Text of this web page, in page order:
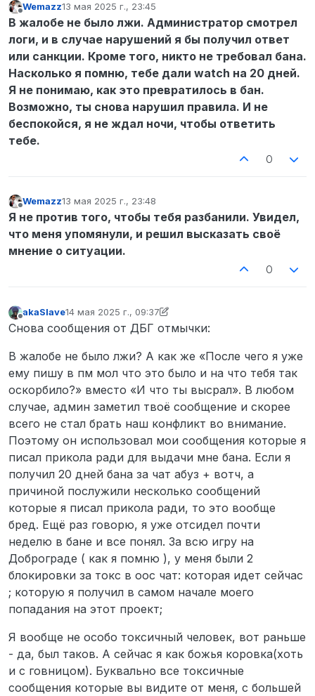
Даже если я и токсичил в оос, то не стоило
тебе врать в жалобе. В любом случае, все
сообщения которые я писал до списка ( да и
сам список тоже ) были приколом. А бан на 20
дней за 2 строчки токса в оос чат это как то не
справедливо. Да, может быть я и токсичен, но в
любом случае, 20 дней за 2 строчки это
перебор. Понимаю что был вотч, но
администратор привел в пример мои
сообщения, которые я писал шутки ради. Я уже
честно почти что весь токс которые идет от
Слушай, я не знаю есть ли у тебя проблемы в
жизни или нет, да и надеюсь что их нет. Но, если
ты залез на форум в час ночи, чтобы не дать
мне скостить срок 20 дневного бана за 2
строчки в оос чат, то стоит задуматься. Мало
того, ты выбрал именно ночь, когда я уже буду
спать и не смогу ответить, а к утру
благополучно получу отказ
Не в сети
Wemazz13 мая 2025 г., 23:45
отредактировано
В жалобе не было лжи. Администратор смотрел
логи, и в случае нарушений я бы получил ответ
или санкции. Кроме того, никто не требовал бана.
Насколько я помню, тебе дали watch на 20 дней.
Я не понимаю, как это превратилось в бан.
Возможно, ты снова нарушил правила. И не
беспокойся, я не ждал ночи, чтобы ответить
тебе.
0
Wemazz13 мая 2025 г., 23:48
отредактировано
Я не против того, чтобы тебя разбанили. Увидел,
что меня упомянули, и решил высказать своё
мнение о ситуации.
0
akaSlave14 мая 2025 г., 09:37
отредактировано akaSlave
Снова сообщения от ДБГ отмычки:
В жалобе не было лжи? А как же «После чего я уже
ему пишу в пм мол что это было и на что тебя так
оскорбило?» вместо «И что ты высрал». В любом
случае, админ заметил твоё сообщение и скорее
всего не стал брать наш конфликт во внимание.
Поэтому он использовал мои сообщения которые я
писал прикола ради для выдачи мне бана. Если я
получил 20 дней бана за чат абуз + вотч, а
причиной послужили несколько сообщений
которые я писал прикола ради, то это вообще
бред. Ещё раз говорю, я уже отсидел почти
неделю в бане и все понял. За всю игру на
Доброграде ( как я помню ), у меня были 2
блокировки за токс в оос чат: которая идет сейчас
; которую я получил в самом начале моего
попадания на этот проект;
Я вообще не особо токсичный человек, вот раньше
- да, был таков. А сейчас я как божья коровка(хоть
и с говницом). Буквально все токсичные
сообщения которые вы видите от меня, с большей